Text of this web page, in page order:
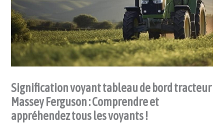
Signification voyant tableau de bord tracteur
Massey Ferguson : Comprendre et
appréhendez tous les voyants !